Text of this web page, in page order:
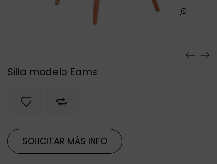
Silla modelo Eams
SOLICITAR MÁS INFO